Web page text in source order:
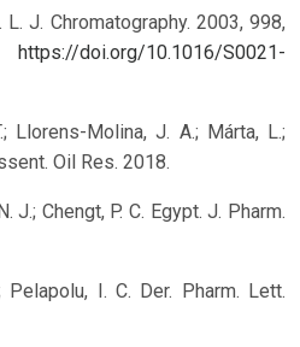
J. Chromatography. 2003, 998,
https://doi.org/10.1016/S0021-
Llorens-Molina, J. A.; Márta, L.;
Oil Res. 2018.
J.; Chengt, P. C. Egypt. J. Pharm.
Pelapolu, I. C. Der. Pharm. Lett.